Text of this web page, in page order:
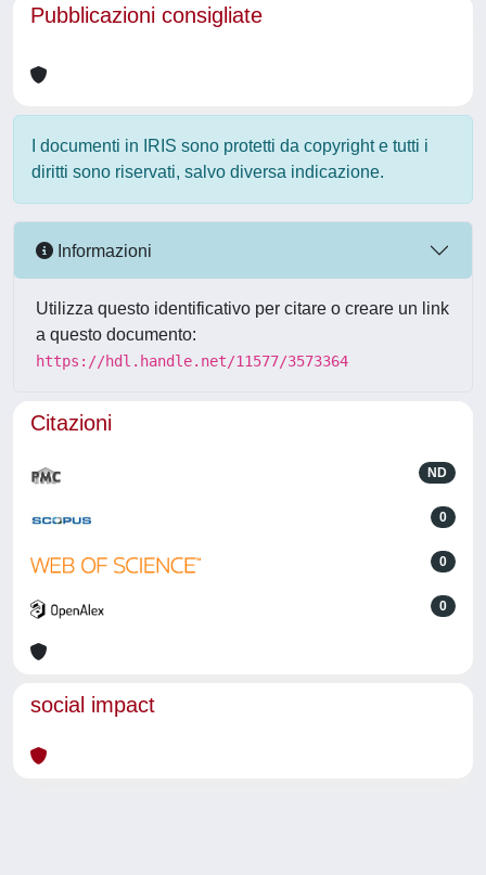
Pubblicazioni consigliate
I documenti in IRIS sono protetti da copyright e tutti i
diritti sono riservati, salvo diversa indicazione.
Informazioni
Utilizza questo identificativo per citare o creare un link
a questo documento:
https://hdl.handle.net/11577/3573364
Citazioni
ND
0
0
0
social impact